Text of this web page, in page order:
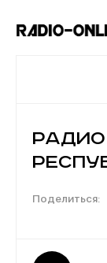
Радио